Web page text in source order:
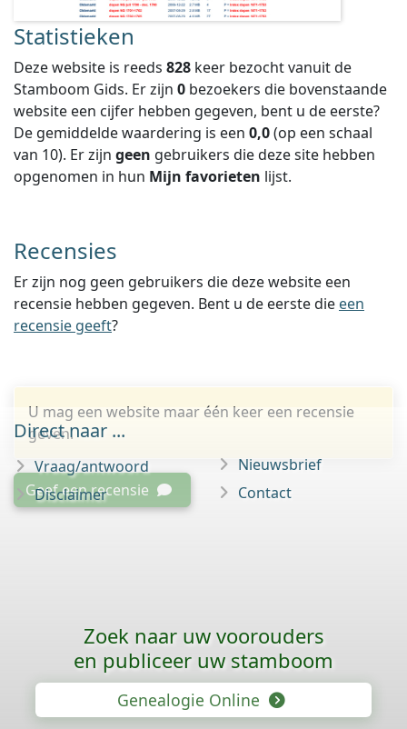
Statistieken
Deze website is reeds 828 keer bezocht vanuit de
Stamboom Gids. Er zijn 0 bezoekers die bovenstaande
website een cijfer hebben gegeven, bent u de eerste?
De gemiddelde waardering is een 0,0(op een schaal
van 10). Er zijn geen gebruikers die deze site hebben
opgenomen in hun Mijn favorieten lijst.
Recensies
Er zijn nog geen gebruikers die deze website een
recensie hebben gegeven. Bent u de eerste die een
recensie geeft?
U mag een website maar één keer een recensie
geven.
Geef een recensie
Direct naar ...
Vraag/antwoord
Disclaimer
Nieuwsbrief
Contact
Zoek naar uw voorouders
en publiceer uw stamboom
Genealogie Online